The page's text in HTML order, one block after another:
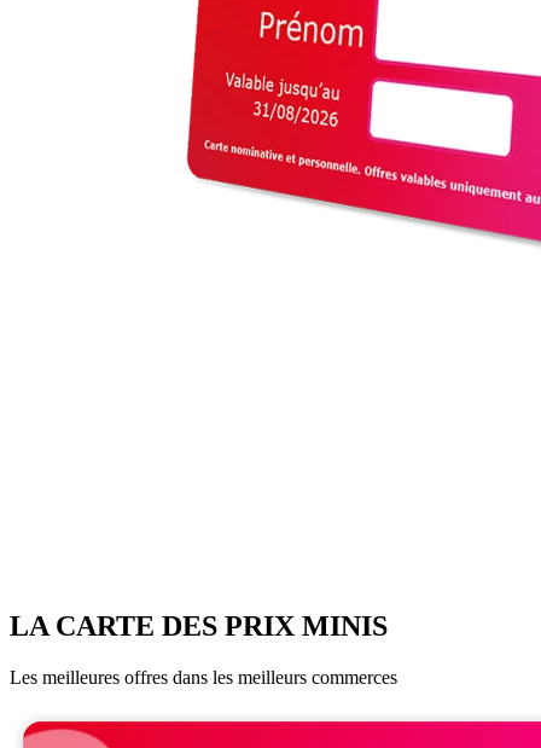
LA CARTE DES PRIX MINIS
Les meilleures offres dans les meilleurs commerces